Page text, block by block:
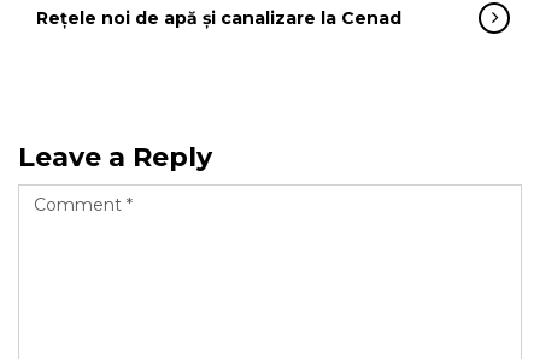
Rețele noi de apă și canalizare la Cenad
Leave a Reply